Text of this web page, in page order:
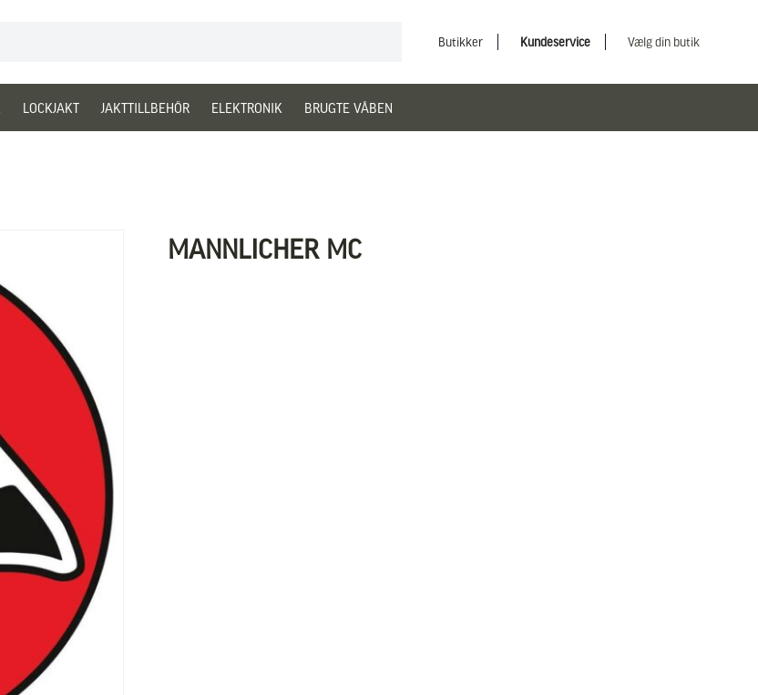
Butikker Kundeservice Vælg din butik
LOCKJAKT JAKTTILLBEHÖR ELEKTRONIK BRUGTE VÅBEN
MANNLICHER MC